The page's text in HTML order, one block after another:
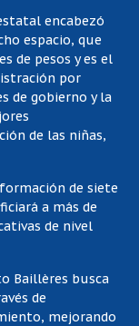
encabezó
espacio, que
de pesos y es el
por
de gobierno y la
de las niñas,
de siete
a más de
de nivel
Baillères busca
de
mejorando